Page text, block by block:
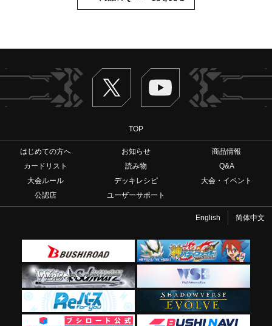
Twitter ヴァンガードch
TOP
はじめての方へ お知らせ
商品情報
カードリスト
読み物
Q&A
大会ルール
デッキレシピ
大会・イベント
公認店
ユーザーサポート
English 简体中文